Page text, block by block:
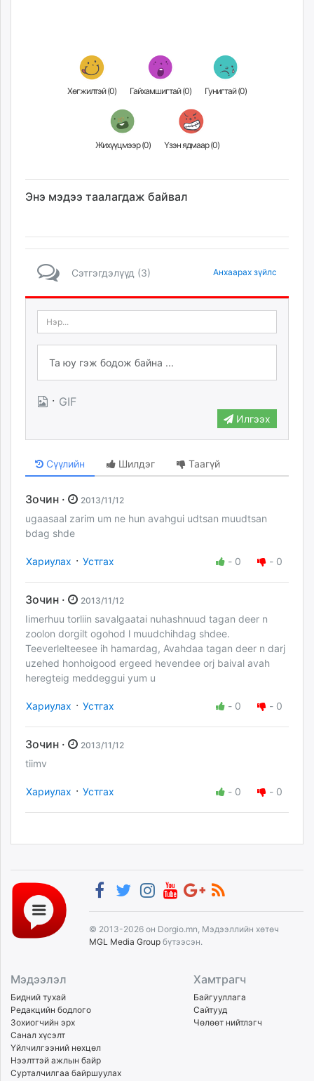
Хөгжилтэй (0) Гайхамшигтай (0) Гунигтай (0)
Жихүүцмээр (0) Үзэн ядмаар (0)
Энэ мэдээ таалагдаж байвал
Сэтгэгдэлүүд (3) Анхаарах зүйлс
· GIF
Илгээх
Сүүлийн Шилдэг Таагүй
Зочин · 2013/11/12
ugaasaal zarim um ne hun avahgui udtsan muudtsan
bdag shde
Хариулах · Устгах - 0 - 0
Зочин · 2013/11/12
Iimerhuu torliin savalgaatai nuhashnuud tagan deer n
zoolon dorgilt ogohod l muudchihdag shdee.
Teeverlelteesee ih hamardag, Avahdaa tagan deer n darj
uzehed honhoigood ergeed hevendee orj baival avah
heregteig meddeggui yum u
Хариулах · Устгах - 0 - 0
Зочин · 2013/11/12
tiimv
Хариулах · Устгах - 0 - 0
© 2013-2026 он Dorgio.mn, Мэдээллийн хөтөч
MGL Media Group бүтээсэн.
Мэдээлэл
Бидний тухай
Редакцийн бодлого
Зохиогчийн эрх
Санал хүсэлт
Үйлчилгээний нөхцөл
Нээлттэй ажлын байр
Сурталчилгаа байршуулах
Хамтрагч
Байгууллага
Сайтууд
Чөлөөт нийтлэгч